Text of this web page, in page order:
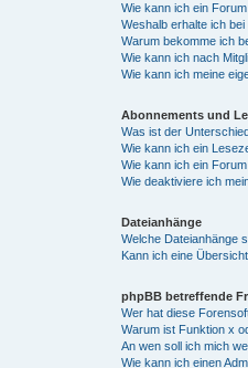
Wie kann ich ein
Weshalb erhalte ich
Warum bekomme ich
Wie kann ich nach
Wie kann ich meine
Abonnements und
Was ist der
Wie kann ich ein
Wie kann ich ein
Wie deaktiviere ich
Dateianhänge
Welche Dateianhänge
Kann ich eine
phpBB betreffende
Wer hat diese
Warum ist Funktion x
An wen soll ich mich
Wie kann ich einen